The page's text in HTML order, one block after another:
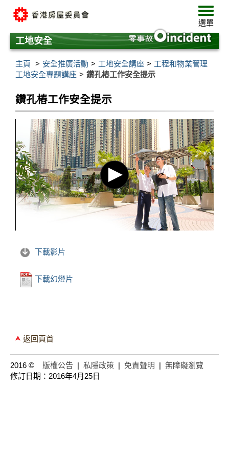
要
內
選
單
選單
工地安全
主頁 安全推廣活動 工地安全講座
工程和物業管理
工地安全專題講座
鑽孔樁工作安全提示
鑽孔樁工作安全提示
下載影片
下載幻燈片
返回頁首
2016 © 版權公告 | 私隱政策 | 免責聲明 | 無障礙瀏覽
修訂日期：2016年4月25日